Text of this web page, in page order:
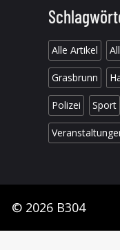
Alle Artikel
Grasbrunn
Polizei Sport
© 2026 B304